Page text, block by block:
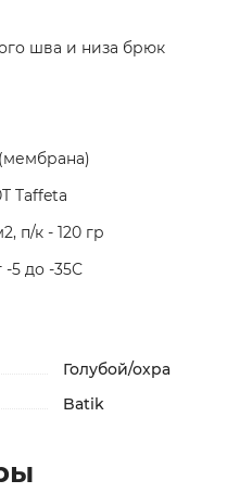
шва и низа брюк
Taffeta
п/к - 120 гр
5 до -35С
Голубой/охра
Batik